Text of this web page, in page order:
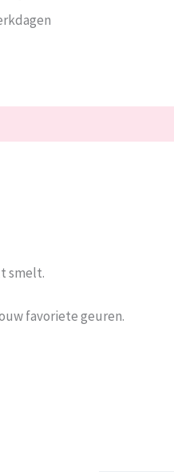
smelt.
favoriete geuren.